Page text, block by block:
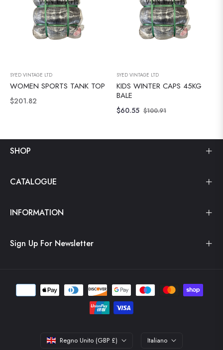
SYED VINTAGE LTD
WOMEN SPORTS TANK TOP
Prezzo
$201.82
SYED VINTAGE LTD
KIDS WINTER CAPS 45KG
BALE
Prezzo
$60.55 $100.91Prezzo
SHOP
CATALOGUE
INFORMATION
Sign Up For Newsletter
Regno Unito (GBP £) Italiano